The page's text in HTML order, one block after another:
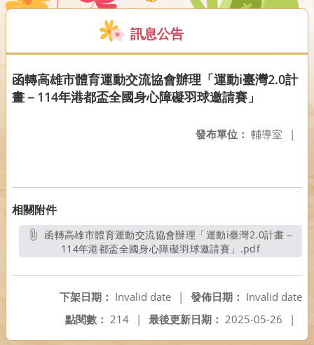
訊息公告
函轉高雄市體育運動交流協會辦理「運動i臺灣2.0計
畫－114年港都盃全國身心障礙羽球邀請賽」
發布單位： 輔導室 |
相關附件
114年港都盃全國身心障礙羽球邀請賽」.pdf另開新視窗
發佈日期： Invalid date
下架日期： Invalid date
|
最後更新日期： 2025-05-26 |
點閱數： 214 |